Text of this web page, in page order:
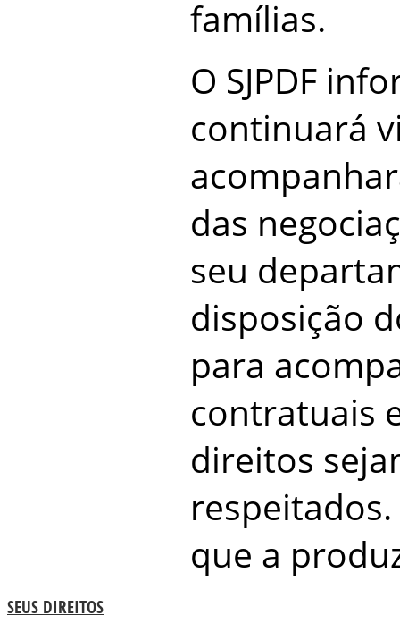
famílias.
O SJPDF
continuará
das
seu
disposição
para
contratuais
direitos
que a
SEUS DIREITOS